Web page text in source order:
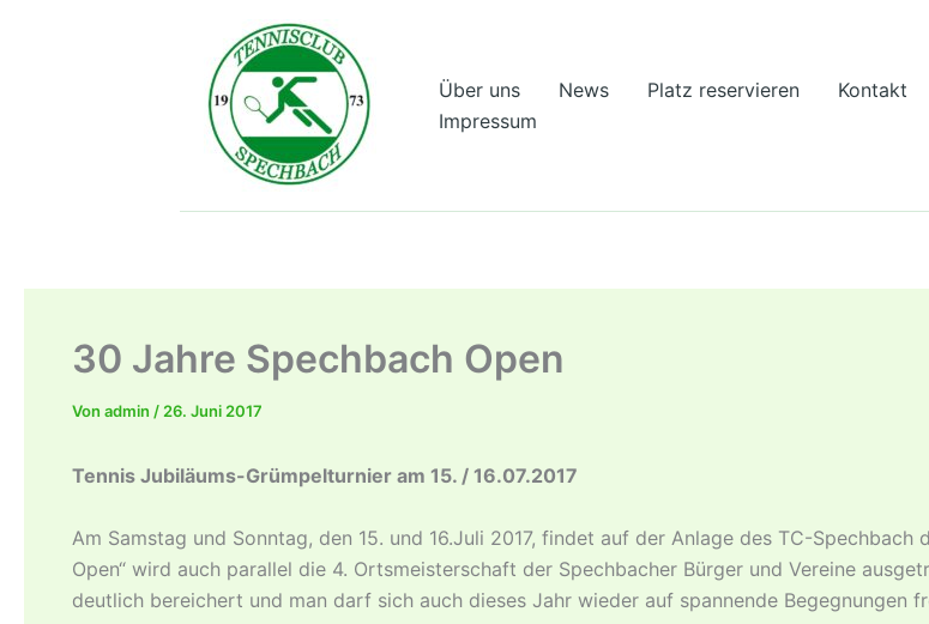
Über uns News Platz reservieren Kontakt
Impressum
30 Jahre Spechbach Open
Von admin / 26. Juni 2017
Tennis Jubiläums-Grümpelturnier am 15. / 16.07.2017
Am Samstag und Sonntag, den 15. und 16.Juli 2017, findet auf der Anlage des TC-
Open“ wird auch parallel die 4. Ortsmeisterschaft der Spechbacher Bürger und Vereine
deutlich bereichert und man darf sich auch dieses Jahr wieder auf spannende Begegnungen